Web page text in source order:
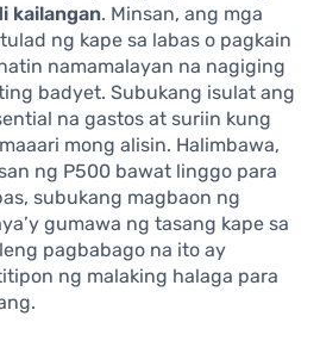
kailangan. Minsan, ang mga
ng kape sa labas o pagkain
namamalayan na nagiging
badyet. Subukang isulat ang
na gastos at suriin kung
mong alisin. Halimbawa,
ng P500 bawat linggo para
subukang magbaon ng
gumawa ng tasang kape sa
pagbabago na ito ay
ng malaking halaga para